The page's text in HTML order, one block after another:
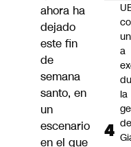
ahora ha
dejado
este fin
de
semana
santo, en
un
escenario
en el que
a
la
de